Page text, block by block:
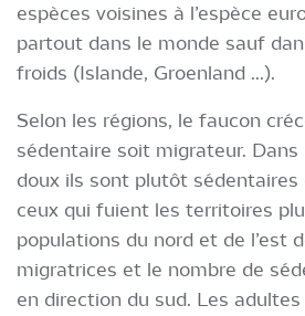
espèces voisines à l’espèce
partout dans le monde sauf
froids (Islande, Groenland ...).
Selon les régions, le faucon
sédentaire soit migrateur. Dans
doux ils sont plutôt
ceux qui fuient les territoires
populations du nord et de l’est
migratrices et le nombre de
en direction du sud. Les